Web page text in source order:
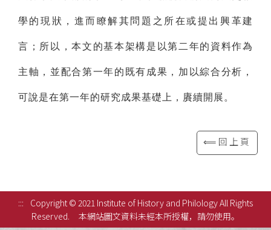
學的現狀，進而瞭解其問題之所在或提出興革建
言；所以，本文的基本架構是以第二年的資料作為
主軸，並配合第一年的既有成果，加以綜合分析，
可說是在第一年的研究成果基礎上，賡續開展。
⟸回上頁
:::
Copyright © 2021 Institute of History and Philology All Rights
Reserved.
本網站圖文資料未經本所授權，請勿使用。